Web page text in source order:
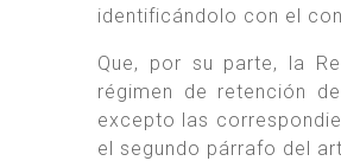
identificándolo con el
Que, por su parte, la
régimen de retención
excepto las
el segundo párrafo del